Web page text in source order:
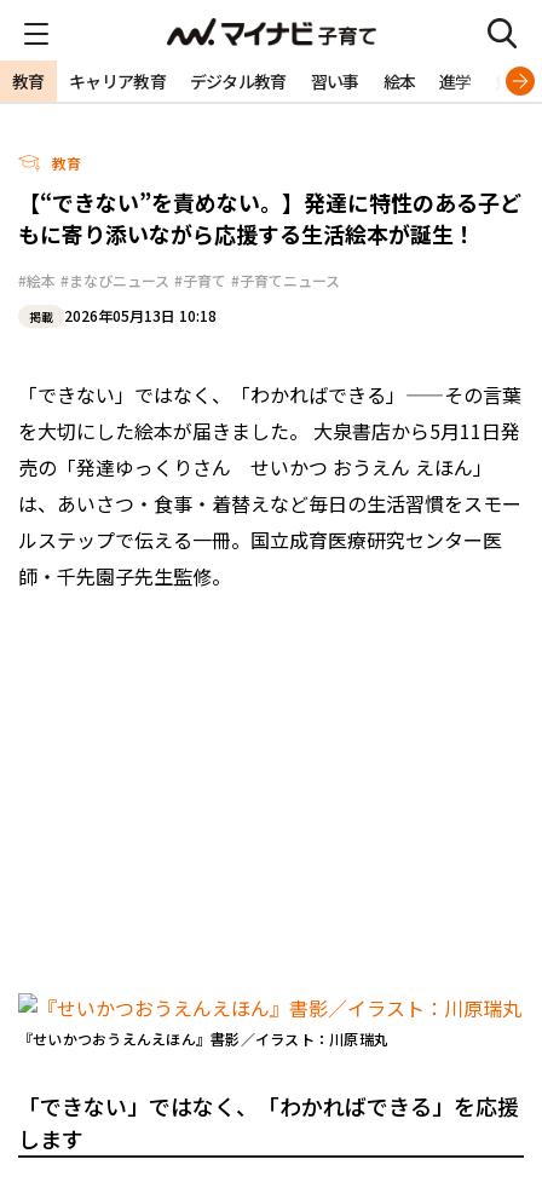
教育 キャリア教育 デジタル教育 習い事 絵本 進学 勉強
教育
【“できない”を責めない。】発達に特性のある子ど
もに寄り添いながら応援する生活絵本が誕生！
#絵本 #まなびニュース #子育て #子育てニュース
掲載 2026年05月13日 10:18
「できない」ではなく、「わかればできる」——その言葉
を大切にした絵本が届きました。 大泉書店から5月11日発
売の「発達ゆっくりさん せいかつ おうえん えほん」
は、あいさつ・食事・着替えなど毎日の生活習慣をスモー
ルステップで伝える一冊。国立成育医療研究センター医
師・千先園子先生監修。
『せいかつおうえんえほん』書影／イラスト：川原瑞丸
「できない」ではなく、「わかればできる」を応援
します